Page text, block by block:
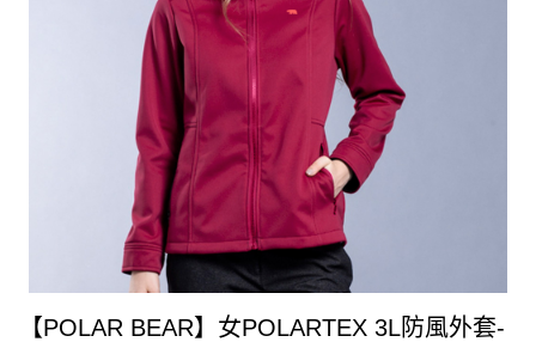
【POLAR BEAR】女POLARTEX 3L防風外套-